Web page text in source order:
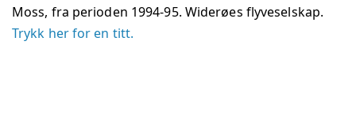
Moss, fra perioden 1994-95. Widerøes flyveselskap.
Trykk her for en titt.